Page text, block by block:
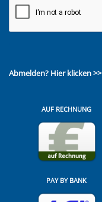
Abmelden? Hier klicken >>
AUF RECHNUNG
PAY BY BANK